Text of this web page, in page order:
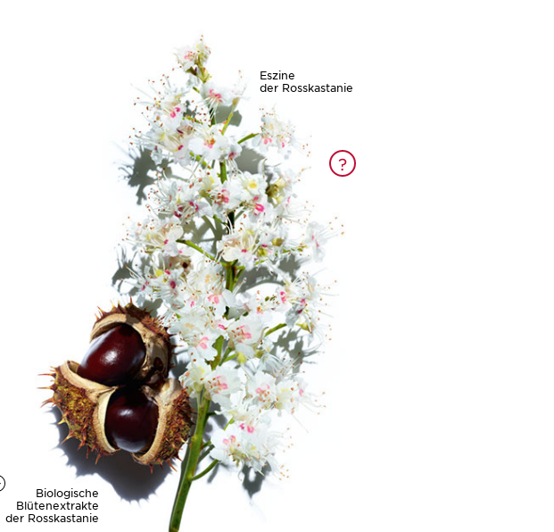
Biologische
Blütenextrakte
der Rosskastanie
Eszine
der Rosskastanie
?